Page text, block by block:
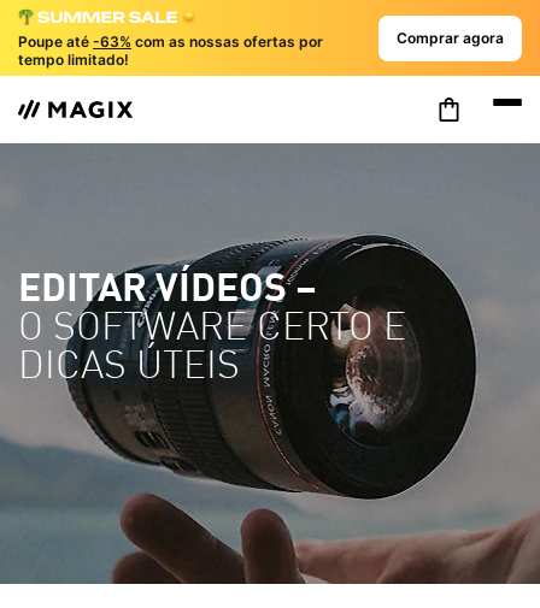
Poupe até -63% com as nossas ofertas por
tempo limitado!
Comprar agora
EDITAR VÍDEOS –
O SOFTWARE CERTO E
DICAS ÚTEIS